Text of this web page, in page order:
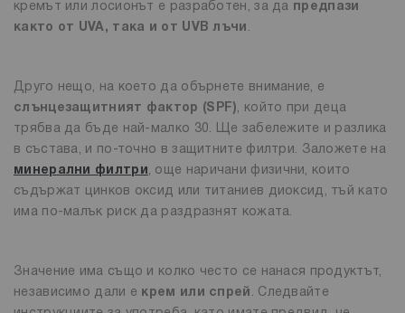
кремът или лосионът е разработен, за да
предпази
както от UVA, така и от UVB лъчи .
Друго нещо, на което да обърнете внимание, е
слънцезащитният фактор (SPF), който при деца
трябва да бъде най-малко 30. Ще забележите и разлика
в състава, и по-точно в защитните филтри. Заложете на
минерални филтри , още наричани физични, които
съдържат цинков оксид или титаниев диоксид, тъй като
има по-малък риск да раздразнят кожата.
Значение има също и колко често се нанася продуктът,
независимо дали е крем или спрей . Следвайте